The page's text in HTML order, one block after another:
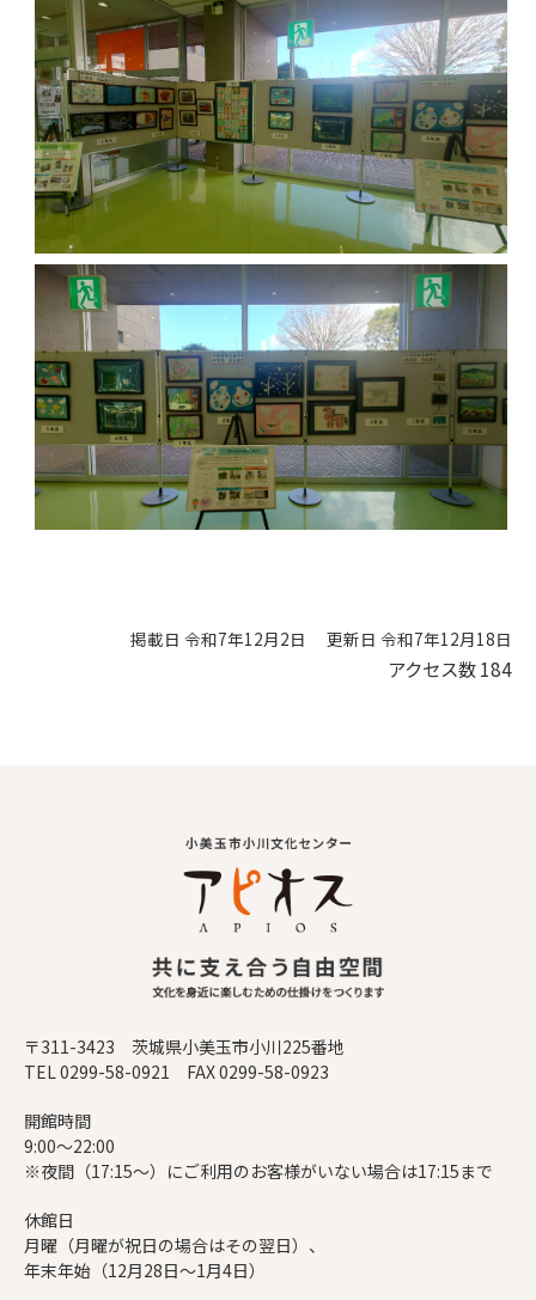
掲載日 令和7年12月2日 更新日 令和7年12月18日
アクセス数184
〒311-3423 茨城県小美玉市小川225番地
TEL 0299-58-0921 FAX 0299-58-0923
開館時間
9:00～22:00
※夜間（17:15～）にご利用のお客様がいない場合は17:15まで
休館日
月曜（月曜が祝日の場合はその翌日）、
年末年始（12月28日～1月4日）